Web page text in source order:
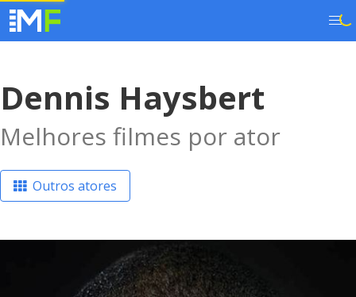
Dennis Haysbert
Melhores filmes por ator
Outros atores